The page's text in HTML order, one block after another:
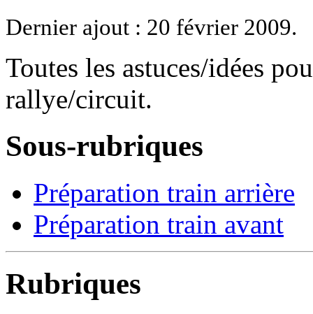
Dernier ajout : 20 février 2009.
Toutes les astuces/idées
rallye/circuit.
Sous-rubriques
Préparation train arrière
Préparation train avant
Rubriques